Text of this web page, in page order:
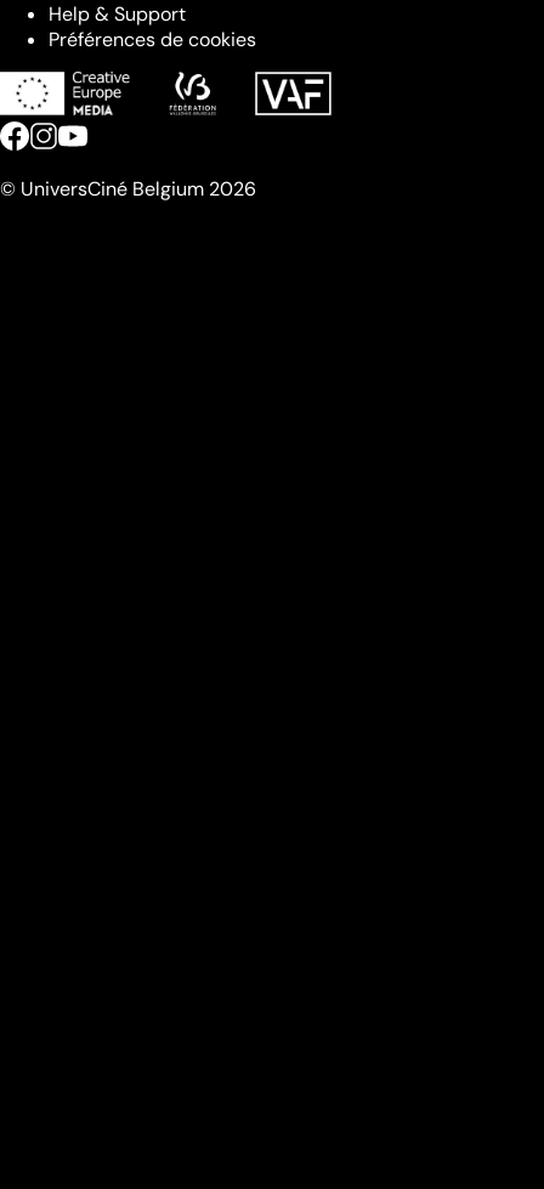
Help & Support
Préférences de cookies
© UniversCiné Belgium 2026